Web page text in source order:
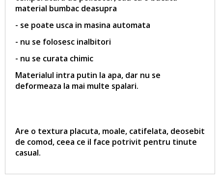
material bumbac deasupra
- se poate usca in masina automata
- nu se folosesc inalbitori
- nu se curata chimic
Materialul intra putin la apa, dar nu se
deformeaza la mai multe spalari.
Are o textura placuta, moale, catifelata, deosebit
de comod, ceea ce il face potrivit pentru tinute
casual.